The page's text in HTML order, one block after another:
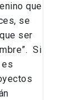
que
se
ser
Si
es